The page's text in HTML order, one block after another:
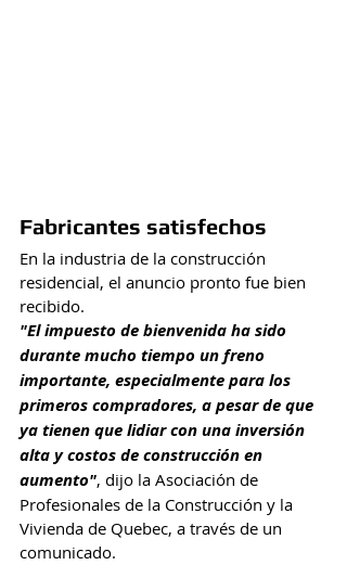
Fabricantes satisfechos
En la industria de la construcción
residencial, el anuncio pronto fue bien
recibido.
"El impuesto de bienvenida ha sido
durante mucho tiempo un freno
importante, especialmente para los
primeros compradores, a pesar de que
ya tienen que lidiar con una inversión
alta y costos de construcción en
aumento", dijo la Asociación de
Profesionales de la Construcción y la
Vivienda de Quebec, a través de un
comunicado.